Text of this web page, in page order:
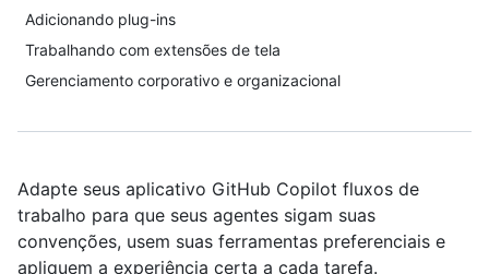
Adicionando plug-ins
Trabalhando com extensões de tela
Gerenciamento corporativo e organizacional
Adapte seus aplicativo GitHub Copilot fluxos de
trabalho para que seus agentes sigam suas
convenções, usem suas ferramentas preferenciais e
apliquem a experiência certa a cada tarefa.